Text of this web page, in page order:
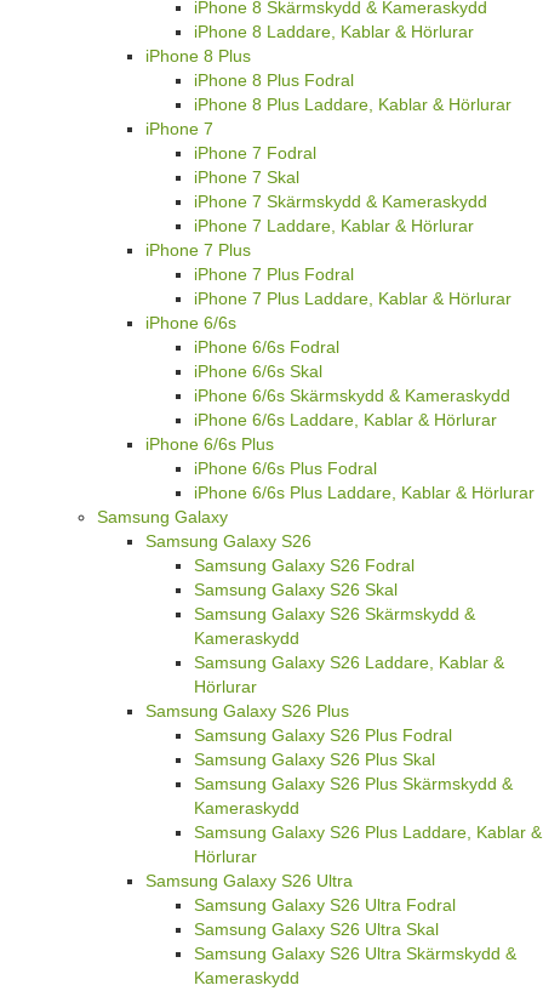
iPhone 8 Skärmskydd & Kameraskydd
iPhone 8 Laddare, Kablar & Hörlurar
iPhone 8 Plus
iPhone 8 Plus Fodral
iPhone 8 Plus Laddare, Kablar & Hörlurar
iPhone 7
iPhone 7 Fodral
iPhone 7 Skal
iPhone 7 Skärmskydd & Kameraskydd
iPhone 7 Laddare, Kablar & Hörlurar
iPhone 7 Plus
iPhone 7 Plus Fodral
iPhone 7 Plus Laddare, Kablar & Hörlurar
iPhone 6/6s
iPhone 6/6s Fodral
iPhone 6/6s Skal
iPhone 6/6s Skärmskydd & Kameraskydd
iPhone 6/6s Laddare, Kablar & Hörlurar
iPhone 6/6s Plus
iPhone 6/6s Plus Fodral
iPhone 6/6s Plus Laddare, Kablar & Hörlurar
Samsung Galaxy
Samsung Galaxy S26
Samsung Galaxy S26 Fodral
Samsung Galaxy S26 Skal
Samsung Galaxy S26 Skärmskydd &
Kameraskydd
Samsung Galaxy S26 Laddare, Kablar &
Hörlurar
Samsung Galaxy S26 Plus
Samsung Galaxy S26 Plus Fodral
Samsung Galaxy S26 Plus Skal
Samsung Galaxy S26 Plus Skärmskydd &
Kameraskydd
Samsung Galaxy S26 Plus Laddare, Kablar &
Hörlurar
Samsung Galaxy S26 Ultra
Samsung Galaxy S26 Ultra Fodral
Samsung Galaxy S26 Ultra Skal
Samsung Galaxy S26 Ultra Skärmskydd &
Kameraskydd